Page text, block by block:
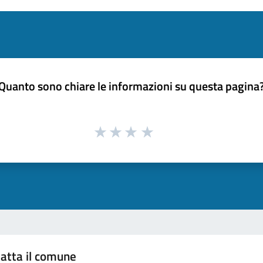
sono chiare le informazioni su questa
il comune